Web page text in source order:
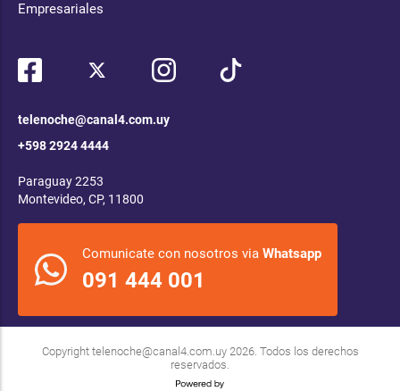
Empresariales
telenoche@canal4.com.uy
+598 2924 4444
Paraguay 2253
Montevideo, CP, 11800
Comunicate con nosotros via Whatsapp
091 444 001
Copyright telenoche@canal4.com.uy2026. Todos los derechos
reservados.